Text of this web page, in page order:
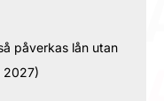
påverkas lån utan
2027)